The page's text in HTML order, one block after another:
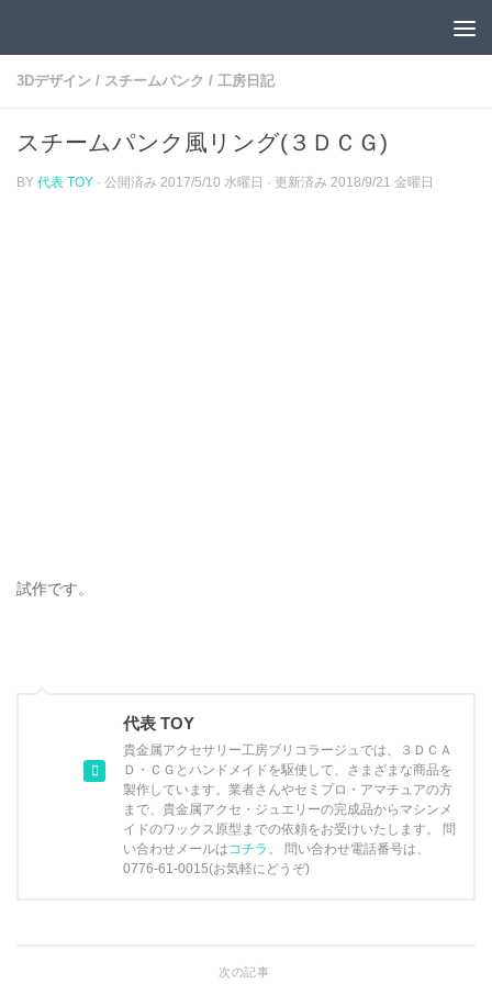
3Dデザイン / スチームパンク / 工房日記
スチームパンク風リング(３ＤＣＧ)
BY 代表 TOY · 公開済み 2017/5/10 水曜日 · 更新済み 2018/9/21 金曜日
試作です。
代表 TOY
貴金属アクセサリー工房ブリコラージュでは、３ＤＣＡ
Ｄ・ＣＧとハンドメイドを駆使して、さまざまな商品を
製作しています。業者さんやセミプロ・アマチュアの方
まで、貴金属アクセ・ジュエリーの完成品からマシンメ
イドのワックス原型までの依頼をお受けいたします。 問
い合わせメールはコチラ 。 問い合わせ電話番号は、
0776-61-0015(お気軽にどうぞ)
次の記事